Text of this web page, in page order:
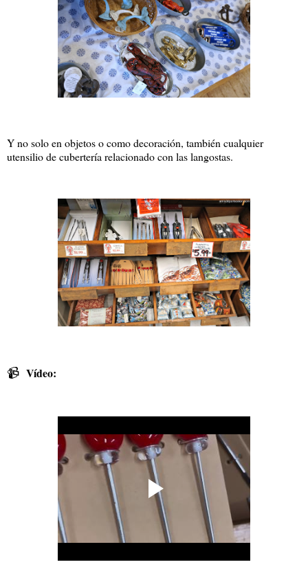
Y no solo en objetos o como decoración, también cualquier
utensilio de cubertería relacionado con las langostas.
📹 Vídeo: